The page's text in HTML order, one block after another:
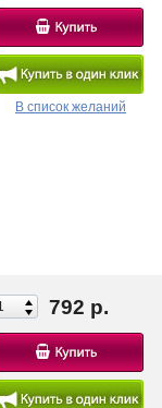
В список желаний
792 р.